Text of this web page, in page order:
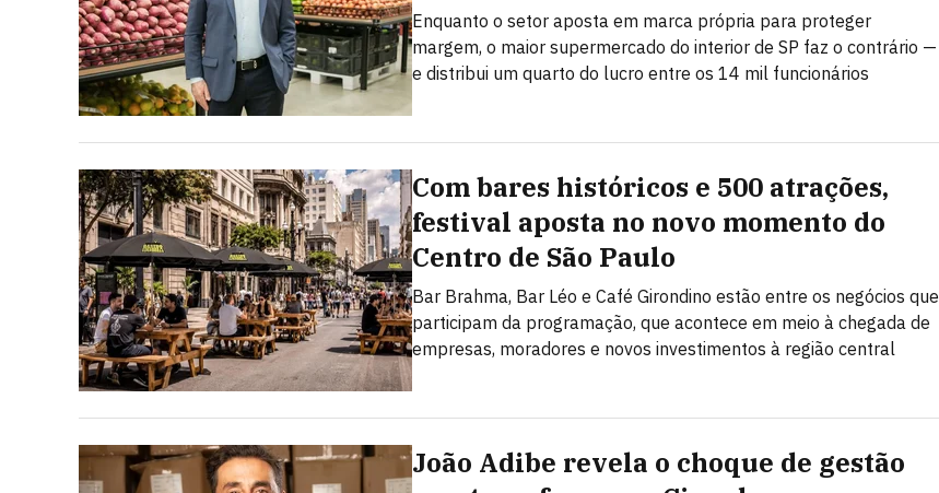
Enquanto o setor aposta em marca própria para proteger
margem, o maior supermercado do interior de SP faz o contrário —
e distribui um quarto do lucro entre os 14 mil funcionários
Com bares históricos e 500 atrações,
festival aposta no novo momento do
Centro de São Paulo
Bar Brahma, Bar Léo e Café Girondino estão entre os negócios que
participam da programação, que acontece em meio à chegada de
empresas, moradores e novos investimentos à região central
João Adibe revela o choque de gestão